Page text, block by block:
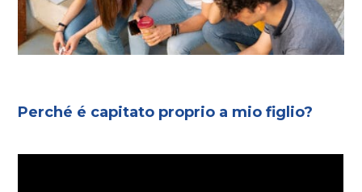
Perché é capitato proprio a mio figlio?